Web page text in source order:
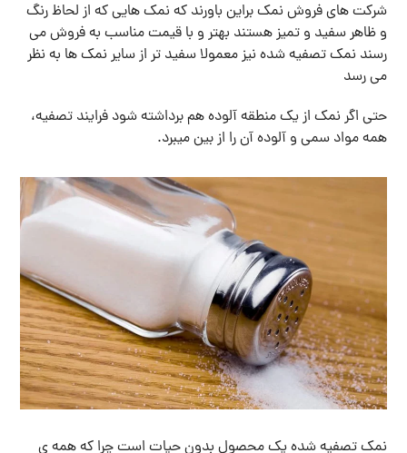
شرکت های فروش نمک براین باورند که نمک هایی که از لحاظ رنگ
و ظاهر سفید و تمیز هستند بهتر و با قیمت مناسب به فروش می
رسند نمک تصفیه شده نیز معمولا سفید تر از سایر نمک ها به نظر
می رسد
حتی اگر نمک از یک منطقه آلوده هم برداشته شود فرایند تصفیه،
همه مواد سمی و آلوده آن را از بین میبرد.
نمک تصفیه شده یک محصول بدون حیات است چرا که همه ی